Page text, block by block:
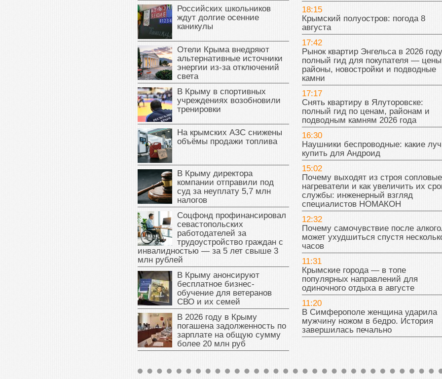
Российских школьников
ждут долгие осенние
каникулы
Отели Крыма внедряют
альтернативные источники
энергии из-за отключений
света
В Крыму в спортивных
учреждениях возобновили
тренировки
На крымских АЗС снижены
объёмы продажи топлива
В Крыму директора
компании отправили под
суд за неуплату 5,7 млн
налогов
Соцфонд профинансировал
севастопольских
работодателей за
трудоустройство граждан с
инвалидностью — за 5 лет свыше 3
млн рублей
В Крыму анонсируют
бесплатное бизнес-
обучение для ветеранов
СВО и их семей
В 2026 году в Крыму
погашена задолженность по
зарплате на общую сумму
более 20 млн руб
18:15
Крымский полуостров: погода 8
августа
17:42
Рынок квартир Энгельса в 2026
полный гид для покупателя —
районы, новостройки и подводные
камни
17:17
Снять квартиру в Ялуторовске:
полный гид по ценам, районам и
подводным камням 2026 года
16:30
Наушники беспроводные: какие
купить для Андроид
15:02
Почему выходят из строя сопловые
нагреватели и как увеличить их
службы: инженерный взгляд
специалистов НОМАКОН
12:32
Почему самочувствие после
может ухудшиться спустя
часов
11:31
Крымские города — в топе
популярных направлений для
одиночного отдыха в августе
11:20
В Симферополе женщина ударила
мужчину ножом в бедро. История
завершилась печально